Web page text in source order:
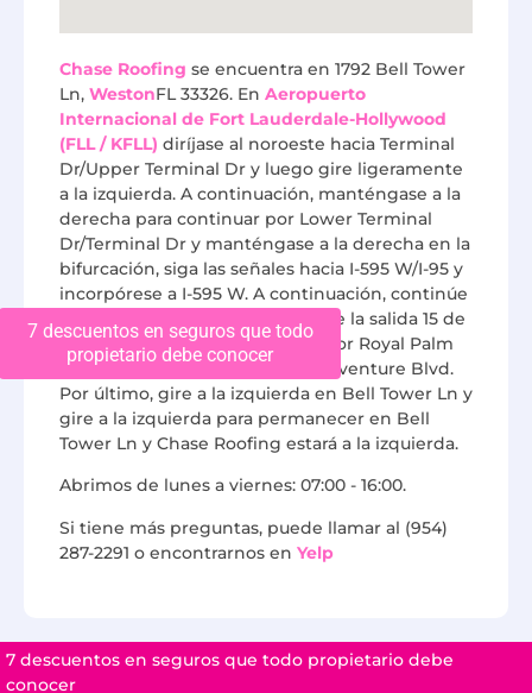
Chase Roofing se encuentra en 1792 Bell Tower
Ln, WestonFL 33326. En Aeropuerto
Internacional de Fort Lauderdale-Hollywood
(FLL / KFLL) diríjase al noroeste hacia Terminal
Dr/Upper Terminal Dr y luego gire ligeramente
a la izquierda. A continuación, manténgase a la
derecha para continuar por Lower Terminal
Dr/Terminal Dr y manténgase a la derecha en la
bifurcación, siga las señales hacia I-595 W/I-95 y
incorpórese a I-595 W. A continuación, continúe
por I-595 W hasta Weston y tome la salida 15 de
I-75 S. En este punto, continúe por Royal Palm
Blvd y gire a la derecha en Bonaventure Blvd.
Por último, gire a la izquierda en Bell Tower Ln y
gire a la izquierda para permanecer en Bell
Tower Ln y Chase Roofing estará a la izquierda.
Abrimos de lunes a viernes: 07:00 - 16:00.
Si tiene más preguntas, puede llamar al (954)
287-2291 o encontrarnos en Yelp
7 descuentos en seguros que todo
propietario debe conocer
7 descuentos en seguros que todo propietario debe
conocer